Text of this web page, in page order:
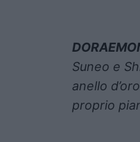
Suneo e
anello
proprio